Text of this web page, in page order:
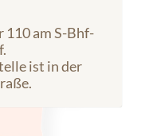
110 am S-Bhf-
ist in der